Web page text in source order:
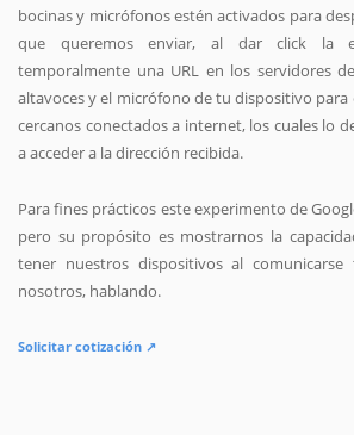
bocinas y micrófonos estén activados para
que queremos enviar, al dar click la
temporalmente una URL en los servidores
altavoces y el micrófono de tu dispositivo
cercanos conectados a internet, los cuales lo
a acceder a la dirección recibida.
Para fines prácticos este experimento de
pero su propósito es mostrarnos la
tener nuestros dispositivos al
nosotros, hablando.
Solicitar cotización ↗